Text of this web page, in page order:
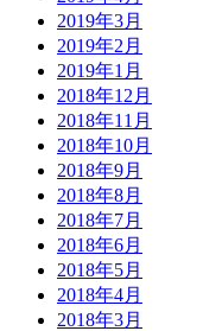
2019年3月
2019年2月
2019年1月
2018年12月
2018年11月
2018年10月
2018年9月
2018年8月
2018年7月
2018年6月
2018年5月
2018年4月
2018年3月